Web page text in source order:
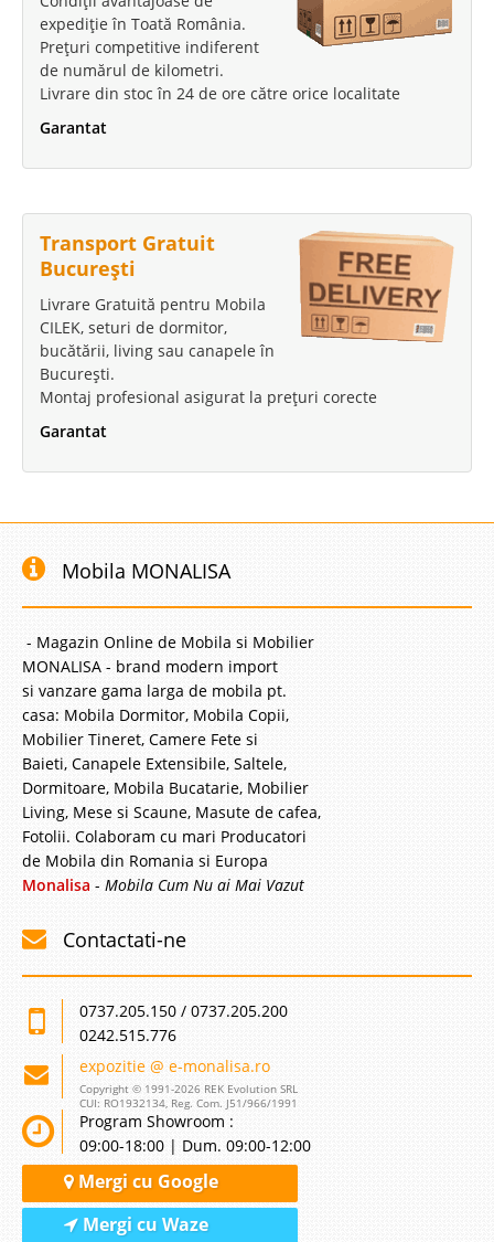
expediție în Toată România.
Prețuri competitive indiferent
de numărul de kilometri.
Livrare din stoc în 24 de ore către orice localitate
Garantat
Transport Gratuit
București
Livrare Gratuită pentru Mobila
CILEK, seturi de dormitor,
bucătării, living sau canapele în
București.
Montaj profesional asigurat la prețuri corecte
Garantat
Mobila MONALISA
- Magazin Online de Mobila si Mobilier
MONALISA - brand modern import
si vanzare gama larga de mobila pt.
casa: Mobila Dormitor, Mobila Copii,
Mobilier Tineret, Camere Fete si
Baieti, Canapele Extensibile, Saltele,
Dormitoare, Mobila Bucatarie, Mobilier
Living, Mese si Scaune, Masute de cafea,
Fotolii. Colaboram cu mari Producatori
de Mobila din Romania si Europa
Monalisa - Mobila Cum Nu ai Mai Vazut
Contactati-ne
0737.205.150 / 0737.205.200
0242.515.776
expozitie @ e-monalisa.ro
Copyright © 1991-2026 REK Evolution SRL
CUI: RO1932134, Reg. Com. J51/966/1991
Program Showroom :
09:00-18:00 | Dum. 09:00-12:00
Mergi cu Google
Mergi cu Waze